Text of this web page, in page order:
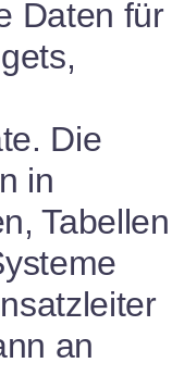
Daten für
Die
in
Tabellen
an